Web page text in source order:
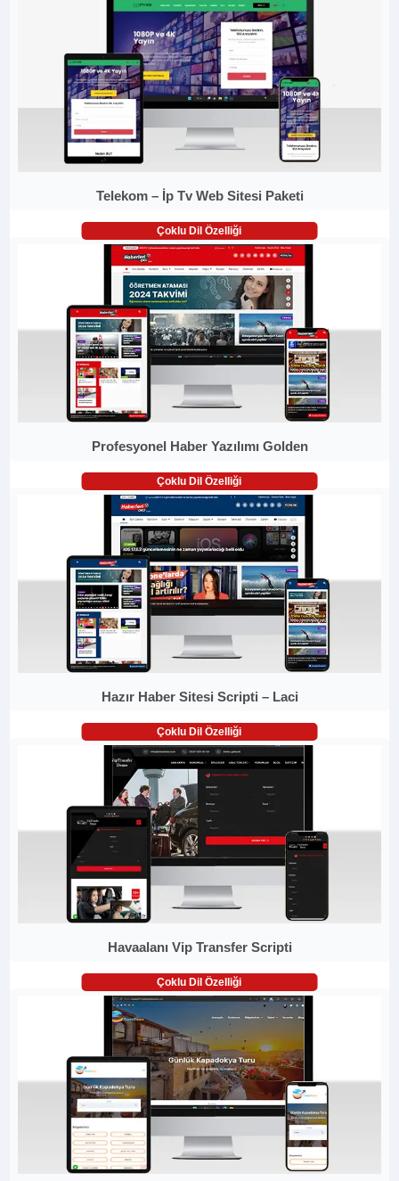
Telekom – İp Tv Web Sitesi Paketi
Çoklu Dil Özelliği
Profesyonel Haber Yazılımı Golden
Çoklu Dil Özelliği
Hazır Haber Sitesi Scripti – Laci
Çoklu Dil Özelliği
Havaalanı Vip Transfer Scripti
Çoklu Dil Özelliği